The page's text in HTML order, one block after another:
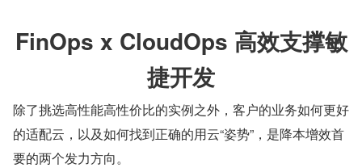
FinOps x CloudOps 高效支撑敏
捷开发
除了挑选高性能高性价比的实例之外，客户的业务如何更好
的适配云，以及如何找到正确的用云“姿势”，是降本增效首
要的两个发力方向。